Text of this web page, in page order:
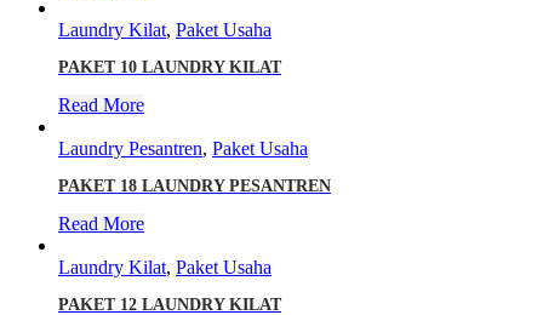
Laundry Kilat, Paket Usaha
PAKET 10 LAUNDRY KILAT
Read More
Laundry Pesantren, Paket Usaha
PAKET 18 LAUNDRY PESANTREN
Read More
Laundry Kilat, Paket Usaha
PAKET 12 LAUNDRY KILAT